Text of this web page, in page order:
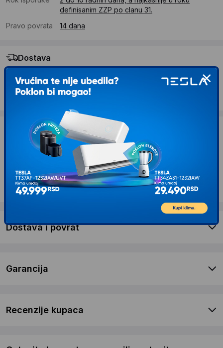
definisanim ZZP po clanu 31.
Pravo povrata
14 dana
Dostava
dana
Troskovi dostave 490 RSD
Želite li ponudu za firmu?
Kontaktirajte nas
Opis proizvoda RABALUX Oscar2 71176 LED
plafonjera
Dostava i povrat
Garancija
Recenzije kupaca